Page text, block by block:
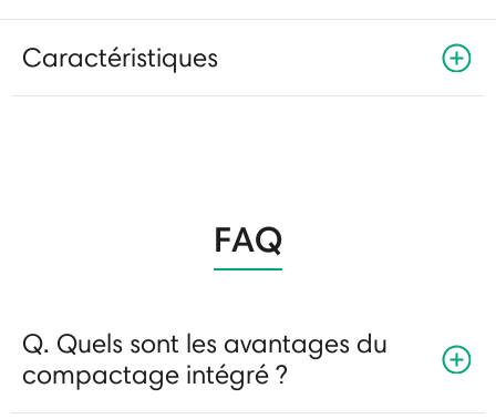
Caractéristiques
FAQ
Q. Quels sont les avantages du
compactage intégré ?